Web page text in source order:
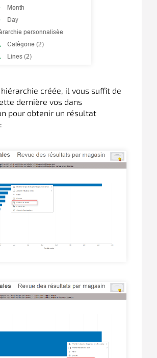
créée, il vous suffit de
dernière vos dans
pour obtenir un résultat